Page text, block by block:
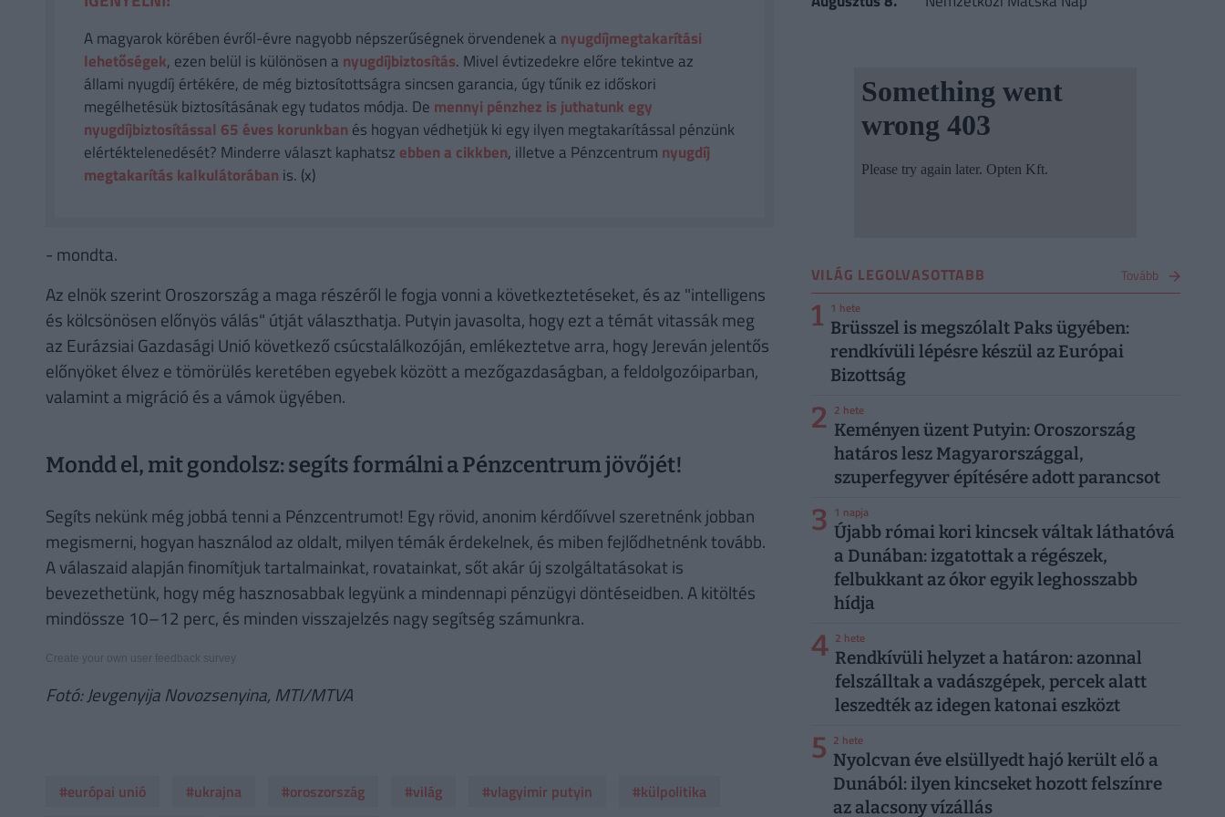
A magyarok körében évről-évre nagyobb népszerűségnek örvendenek a nyugdíjmegtakarítási
lehetőségek, ezen belül is különösen a nyugdíjbiztosítás. Mivel évtizedekre előre tekintve az
állami nyugdíj értékére, de még biztosítottságra sincsen garancia, úgy tűnik ez időskori
megélhetésük biztosításának egy tudatos módja. De mennyi pénzhez is juthatunk egy
nyugdíjbiztosítással 65 éves korunkban és hogyan védhetjük ki egy ilyen megtakarítással pénzünk
elértéktelenedését? Minderre választ kaphatsz ebben a cikkben, illetve a Pénzcentrum nyugdíj
megtakarítás kalkulátorában is. (x)
- mondta.
Az elnök szerint Oroszország a maga részéről le fogja vonni a következtetéseket, és az "intelligens
és kölcsönösen előnyös válás" útját választhatja. Putyin javasolta, hogy ezt a témát vitassák meg
az Eurázsiai Gazdasági Unió következő csúcstalálkozóján, emlékeztetve arra, hogy Jereván jelentős
előnyöket élvez e tömörülés keretében egyebek között a mezőgazdaságban, a feldolgozóiparban,
valamint a migráció és a vámok ügyében.
Mondd el, mit gondolsz: segíts formálni a Pénzcentrum jövőjét!
Segíts nekünk még jobbá tenni a Pénzcentrumot! Egy rövid, anonim kérdőívvel szeretnénk jobban
megismerni, hogyan használod az oldalt, milyen témák érdekelnek, és miben fejlődhetnénk tovább.
A válaszaid alapján finomítjuk tartalmainkat, rovatainkat, sőt akár új szolgáltatásokat is
bevezethetünk, hogy még hasznosabbak legyünk a mindennapi pénzügyi döntéseidben. A kitöltés
mindössze 10–12 perc, és minden visszajelzés nagy segítség számunkra.
Create your own user feedback survey
Fotó: Jevgenyija Novozsenyina, MTI/MTVA
#európai unió #ukrajna #oroszország #világ #vlagyimir putyin #külpolitika
VILÁG LEGOLVASOTTABB Tovább
1 1 hete
Brüsszel is megszólalt Paks ügyében:
rendkívüli lépésre készül az Európai
Bizottság
2 2 hete
Keményen üzent Putyin: Oroszország
határos lesz Magyarországgal,
szuperfegyver építésére adott parancsot
3 1 napja
Újabb római kori kincsek váltak láthatóvá
a Dunában: izgatottak a régészek,
felbukkant az ókor egyik leghosszabb
hídja
4 2 hete
Rendkívüli helyzet a határon: azonnal
felszálltak a vadászgépek, percek alatt
leszedték az idegen katonai eszközt
5 2 hete
Nyolcvan éve elsüllyedt hajó került elő a
Dunából: ilyen kincseket hozott felszínre
az alacsony vízállás